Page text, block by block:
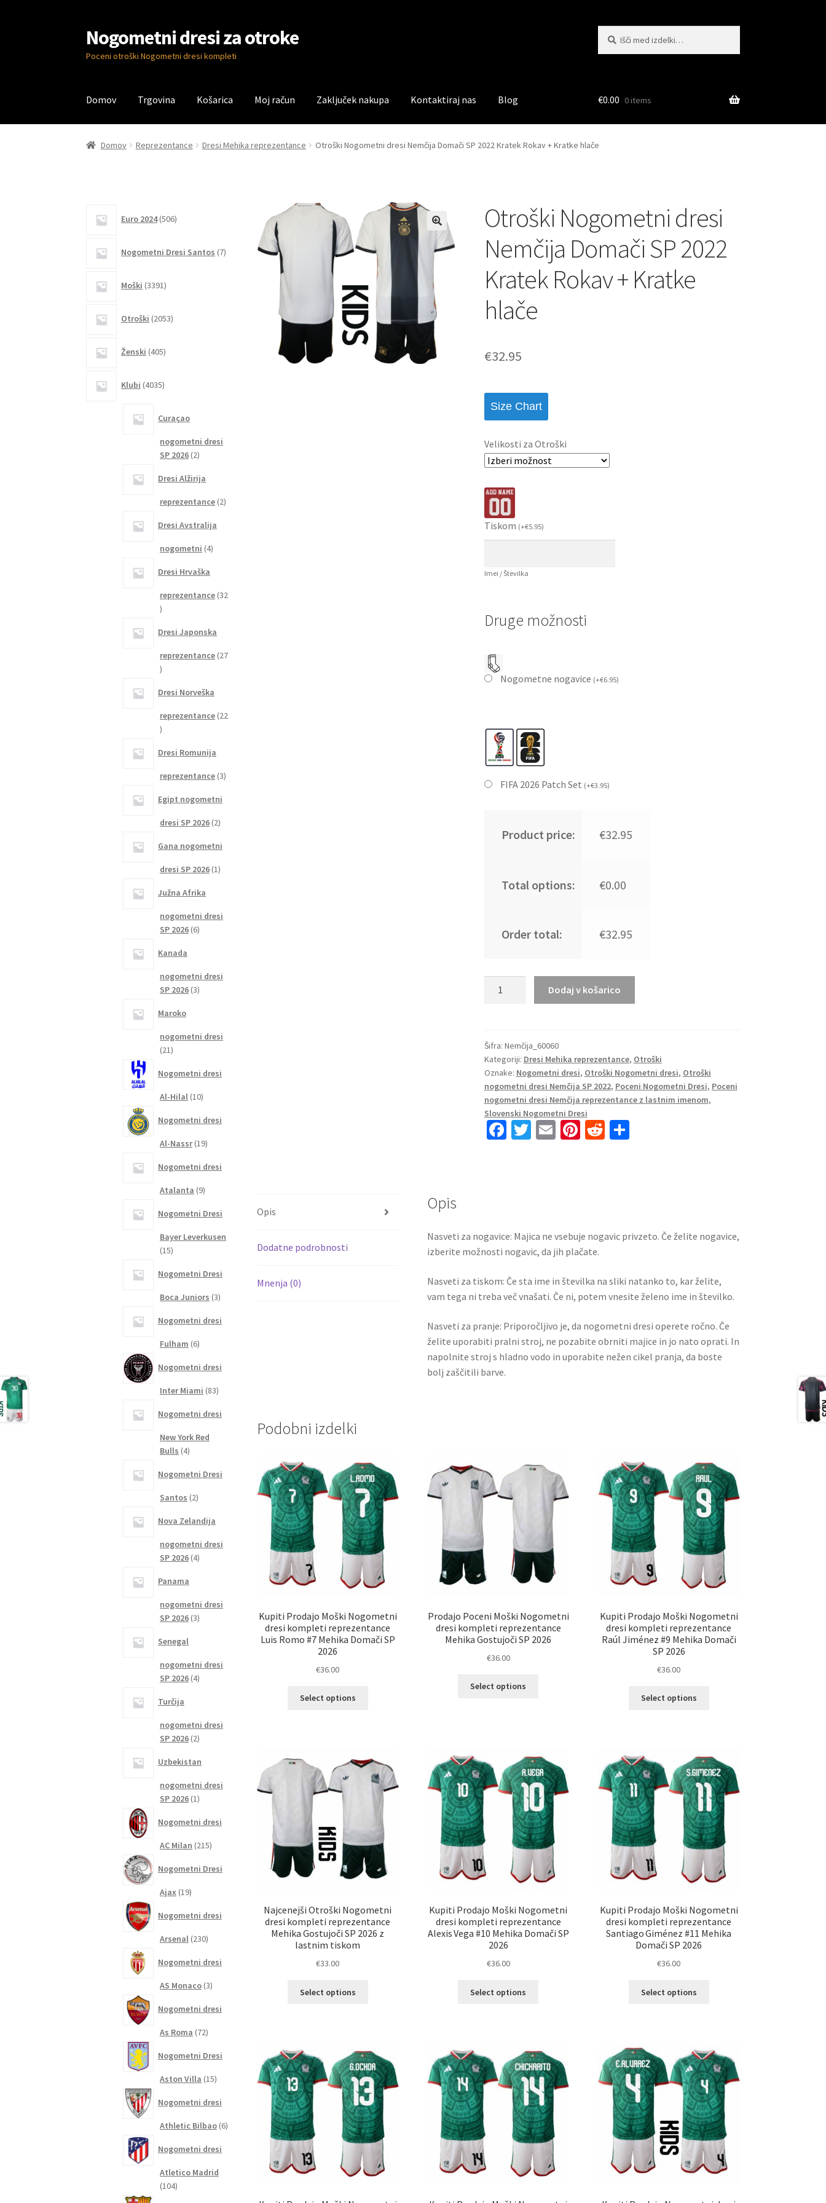
Skip
to
navigation
Skip
to
content
Nogometni dresi za otroke
Poceni otroški Nogometni dresi kompleti
Domov Trgovina Košarica Moj račun Zaključek nakupa Kontaktiraj nas Blog
Domov BlogKontaktiraj nas Košarica Trgovina Zaključek nakupa
€0.00 0 items
Domov Reprezentance Dresi Mehika reprezentance Otroški Nogometni dresi Nemčija Domači SP 2022 Kratek Rokav + Kratke hlače
Otroški Nogometni dresi
Nemčija Domači SP 2022
Kratek Rokav + Kratke
hlače
€32.95
Size Chart
Velikosti za Otroški
Tiskom (+€5.95)
Imei / Številka
Druge možnosti
Nogometne nogavice (+€6.95)
FIFA 2026 Patch Set (+€3.95)
Product price: €32.95
Total options: €0.00
Order total: €32.95
Domači
SP
2022
Kratek
Rokav
+
Kratke
Dodaj v košarico
Šifra: Nemčija_60060
Kategoriji: Dresi Mehika reprezentance, Otroški
Oznake: Nogometni dresi, Otroški Nogometni dresi, Otroški
nogometni dresi Nemčija SP 2022, Poceni Nogometni Dresi, Poceni
nogometni dresi Nemčija reprezentance z lastnim imenom,
Slovenski Nogometni Dresi
Fa
k
T E Pi R S
Opis
Dodatne podrobnosti
Mnenja (0)
Opis
Nasveti za nogavice: Majica ne vsebuje nogavic privzeto. Če želite nogavice,
izberite možnosti nogavic, da jih plačate.
Nasveti za tiskom: Če sta ime in številka na sliki natanko to, kar želite,
vam tega ni treba več vnašati. Če ni, potem vnesite želeno ime in številko.
Nasveti za pranje: Priporočljivo je, da nogometni dresi operete ročno. Če
želite uporabiti pralni stroj, ne pozabite obrniti majice in jo nato oprati. In
napolnite stroj s hladno vodo in uporabite nežen cikel pranja, da boste
bolj zaščitili barve.
Podobni izdelki
Kupiti Prodajo Moški Nogometni
dresi kompleti reprezentance
Luis Romo #7 Mehika Domači SP
2026
€36.00
Select options
Možnosti
lahko
izberete
izdelka
Prodajo Poceni Moški Nogometni
dresi kompleti reprezentance
Mehika Gostujoči SP 2026
€36.00
Select options
lahko
izberete
na
strani
izdelka
Kupiti Prodajo Moški Nogometni
dresi kompleti reprezentance
Raúl Jiménez #9 Mehika Domači
SP 2026
€36.00
Select options
Možnosti
lahko
izberete
na
strani
izdelka
Najcenejši Otroški Nogometni
dresi kompleti reprezentance
Mehika Gostujoči SP 2026 z
lastnim tiskom
€33.00
Select options
Možnosti
lahko
izberete
na
strani
izdelka
Kupiti Prodajo Moški Nogometni
dresi kompleti reprezentance
Alexis Vega #10 Mehika Domači SP
2026
€36.00
Select options
Možnosti
lahko
izberete
na
strani
izdelka
Kupiti Prodajo Moški Nogometni
dresi kompleti reprezentance
Santiago Giménez #11 Mehika
Domači SP 2026
€36.00
Select options
Možnosti
lahko
izberete
na
strani
izdelka
Euro 2024 506izdelkov
Nogometni Dresi Santos 7izdelkov
Moški 3391izdelkov
Otroški 2053izdelkov
Ženski 405izdelkov
Klubi 4035izdelkov
Curaçao
nogometni dresi
SP 2026 22
Dresi Alžirija
reprezentance 22
Dresi Avstralija
nogometni 44
Dresi Hrvaška
reprezentance 32
32
Dresi Japonska
reprezentance 27
27
Dresi Norveška
reprezentance 22
22
Dresi Romunija
reprezentance 33
Egipt nogometni
dresi SP 2026 22
Gana nogometni
dresi SP 2026 11
Južna Afrika
nogometni dresi
SP 2026 66
Kanada
nogometni dresi
SP 2026 33
Maroko
nogometni dresi
2121
Nogometni dresi
Al-Hilal 1010
Nogometni dresi
Al-Nassr 1919
Nogometni dresi
Atalanta 99
Nogometni Dresi
Bayer Leverkusen
1515
Nogometni Dresi
Boca Juniors 33
Nogometni dresi
Fulham 66
Nogometni dresi
Inter Miami 8383
Nogometni dresi
New York Red
Bulls 44
Nogometni Dresi
Santos 22
Nova Zelandija
nogometni dresi
SP 2026 44
Panama
nogometni dresi
SP 2026 33
Senegal
nogometni dresi
SP 2026 44
Turčija
nogometni dresi
SP 2026 22
Uzbekistan
nogometni dresi
SP 2026 11
Nogometni dresi
AC Milan 215215
Nogometni Dresi
Ajax 1919
Nogometni dresi
Arsenal 230230
Nogometni dresi
AS Monaco 33
Nogometni dresi
As Roma 7272
Nogometni Dresi
Aston Villa 1515
Nogometni dresi
Athletic Bilbao 66
Nogometni dresi
Atletico Madrid
104104